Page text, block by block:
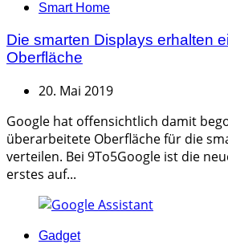
Smart Home
Die smarten Displays erhalten
Oberfläche
20. Mai 2019
Google hat offensichtlich damit
überarbeitete Oberfläche für die
verteilen. Bei 9To5Google ist die
erstes auf...
Categories
Gadget